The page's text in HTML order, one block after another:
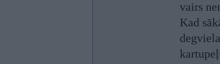
vairs
Kad